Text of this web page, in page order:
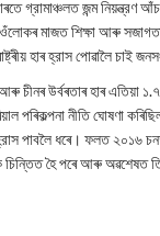
গ্রামাঞ্চলত জন্ম নিয়ন্ত্রণ
মাজত শিক্ষা আৰু
হাৰ হ্রাস পোৱালৈ চাই
আৰু চীনৰ উৰ্বৰতাৰ হাৰ
পৰিকল্পনা নীতি ঘোষণা
পাবলৈ ধৰে। ফলত ২০১৬
হৈ পৰে আৰু অৱশেষত